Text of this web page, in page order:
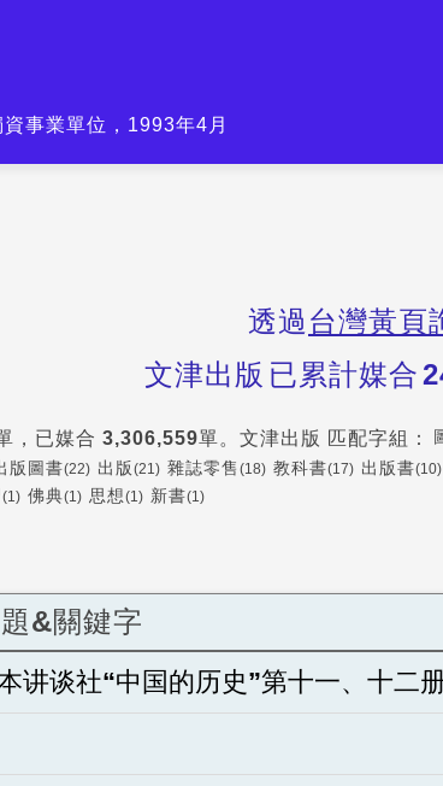
事業單位，1993年4月
透過 台灣黃頁
文津出版 已累計媒合
，已媒合 3,306,559單。 文津出版 匹配字組：
版圖書(22) 出版(21) 雜誌零售 (18) 教科書(17) 出版書(10)
(1) 佛典(1) 思想(1) 新書(1)
&關鍵字
讲谈社“中国的历史”第十一、十二